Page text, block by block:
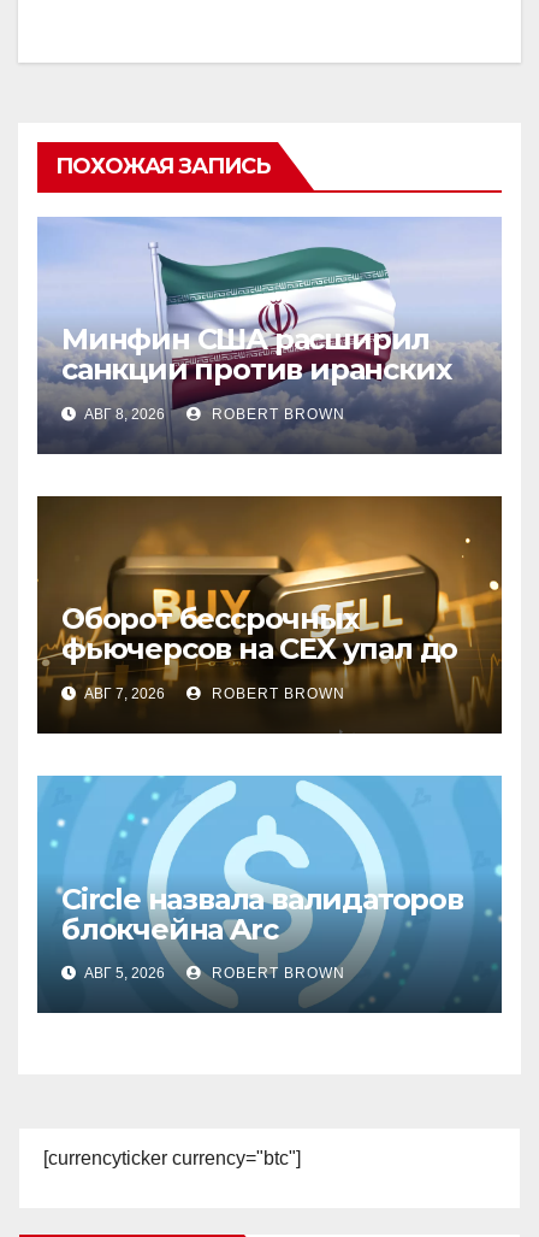
ПОХОЖАЯ ЗАПИСЬ
Минфин США расширил
санкции против иранских
криптобирж
АВГ 8, 2026 ROBERT BROWN
Оборот бессрочных
фьючерсов на CEX упал до
минимумов 2023 года
АВГ 7, 2026 ROBERT BROWN
Circle назвала валидаторов
блокчейна Arc
АВГ 5, 2026 ROBERT BROWN
[currencyticker currency="btc"]